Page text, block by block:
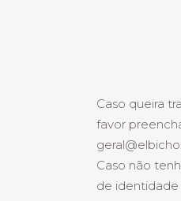
Caso queira
favor
Caso não
de